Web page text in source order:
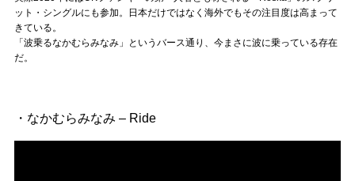
ット・シングルにも参加。日本だけではなく海外でもその注目度は高まって
きている。
「波乗るなかむらみなみ」というバース通り、今まさに波に乗っている存在
だ。
・なかむらみなみ – Ride